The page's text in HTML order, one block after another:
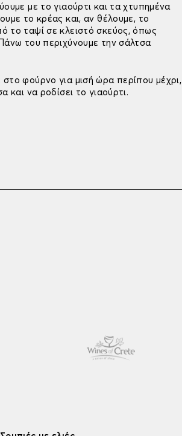
με το γιαούρτι και τα χτυπημένα
το κρέας και, αν θέλουμε, το
το ταψί σε κλειστό σκεύος, όπως
του περιχύνουμε την σάλτσα
στο φούρνο για μισή ώρα περίπου μέχρι,
και να ροδίσει το γιαούρτι.